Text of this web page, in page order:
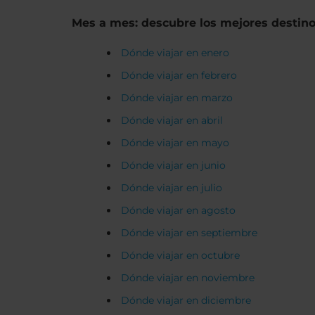
Mes a mes: descubre los mejores
Dónde viajar en enero
Dónde viajar en febrero
Dónde viajar en marzo
Dónde viajar en abril
Dónde viajar en mayo
Dónde viajar en junio
Dónde viajar en julio
Dónde viajar en agosto
Dónde viajar en septiembre
Dónde viajar en octubre
Dónde viajar en noviembre
Dónde viajar en diciembre